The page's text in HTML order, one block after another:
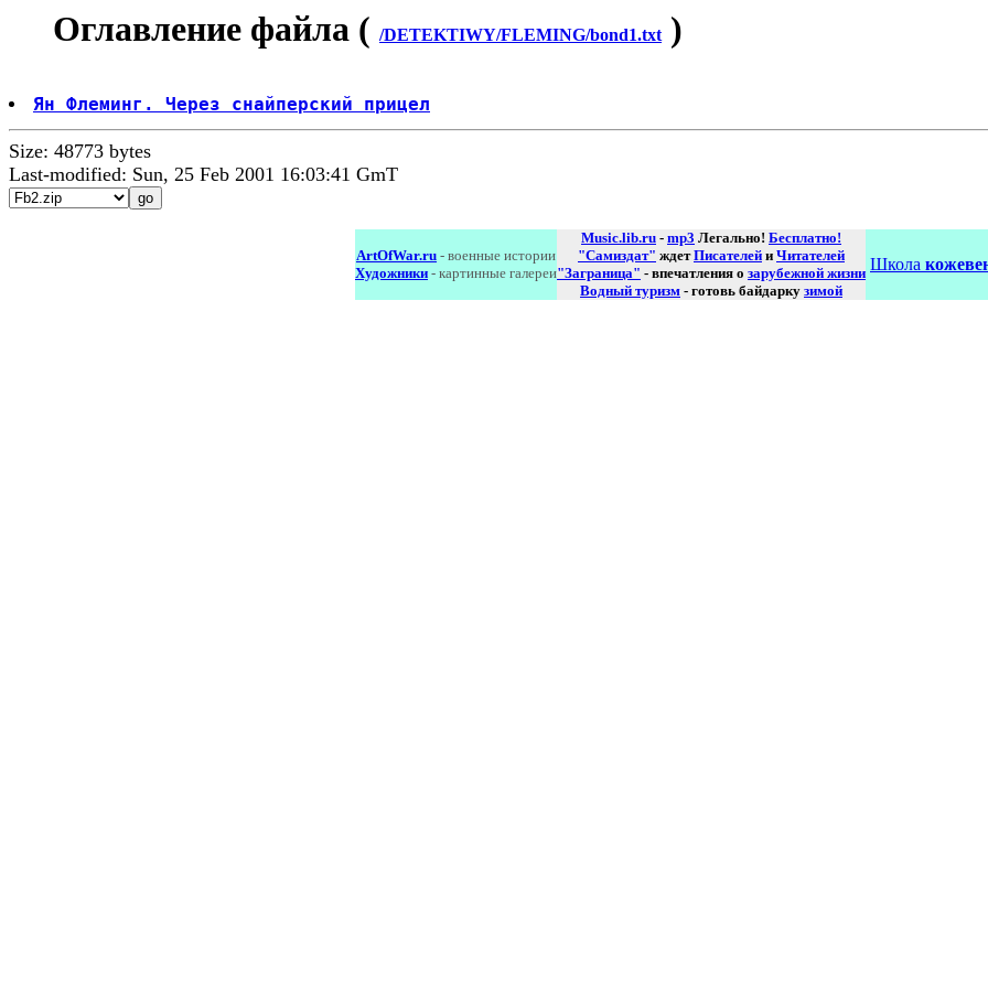
Оглавление файла ( /DETEKTIWY/FLEMING/bond1.txt )
Ян Флеминг. Через снайперский прицел
Size: 48773 bytes
Last-modified: Sun, 25 Feb 2001 16:03:41 GmT
ArtOfWar.ru - военные истории
Художники - картинные галереи
Music.lib.ru - mp3 Легально! Бесплатно!
"Самиздат" ждетПисателей и Читателей
"Заграница" - впечатления о зарубежной жизни
Водный туризм - готовь байдарку зимой
Школа